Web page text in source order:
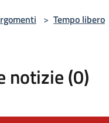
> Tempo libero
notizie (0)